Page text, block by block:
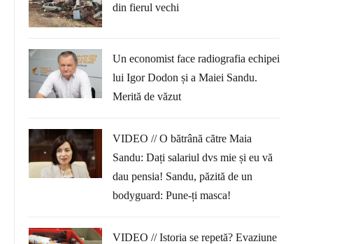
din fierul vechi
Un economist face radiografia echipei
lui Igor Dodon și a Maiei Sandu.
Merită de văzut
VIDEO // O bătrână către Maia
Sandu: Dați salariul dvs mie și eu vă
dau pensia! Sandu, păzită de un
bodyguard: Pune-ți masca!
VIDEO // Istoria se repetă? Evaziune